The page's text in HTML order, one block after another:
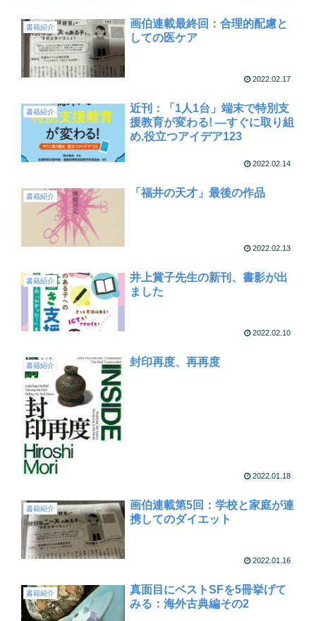
書籍紹介
画伯連載最終回：合理的配慮と
しての医ケア
2022.02.17
書籍紹介
近刊：「1人1台」端末で特別支
援教育が変わる! ―すぐに取り組
め,役立つアイデア123
2022.02.14
書籍紹介 「福井の天才」最後の作品
2022.02.13
書籍紹介
井上賞子先生の新刊、書影が出
ました
2022.02.10
書籍紹介 封印再度、再再度
2022.01.18
書籍紹介
画伯連載第5回：学校と家庭が連
携してのダイエット
2022.01.16
書籍紹介
真面目にベストSFを5冊挙げて
みる：海外古典編その2